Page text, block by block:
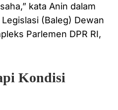
kata Anin dalam
(Baleg) Dewan
Parlemen DPR RI,